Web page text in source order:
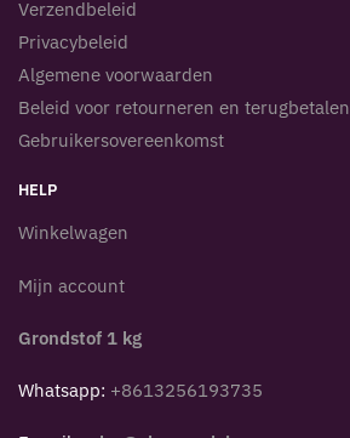
Verzendbeleid
Privacybeleid
Algemene voorwaarden
Beleid voor retourneren en terugbetalen
Gebruikersovereenkomst
HELP
Winkelwagen
Mijn account
Grondstof 1 kg
Whatsapp: +8613256193735